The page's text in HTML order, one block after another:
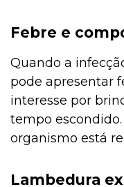
Febre e
Quando a
pode apresentar
interesse por
tempo
organismo está
Lambedura